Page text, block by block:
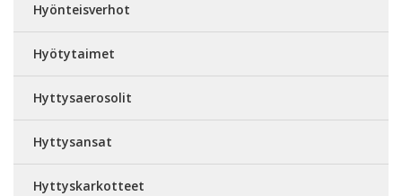
Hyönteisverhot
Hyötytaimet
Hyttysaerosolit
Hyttysansat
Hyttyskarkotteet